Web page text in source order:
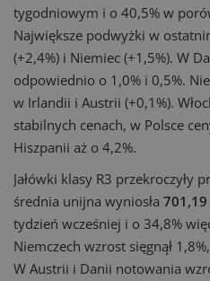
tygodniowym i o 40,5% w
Największe podwyżki w
(+2,4%) i Niemiec (+1,5%). W
odpowiednio o 1,0% i 0,5%.
w Irlandii i Austrii (+0,1%).
stabilnych cenach, w Polsce
Hiszpanii aż o 4,2%.
Jałówki klasy R3 przekroczyły
średnia unijna wyniosła
tydzień wcześniej i o 34,8%
Niemczech wzrost sięgnął
W Austrii i Danii notowania